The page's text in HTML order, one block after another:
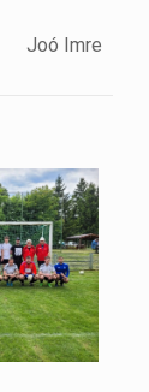
Joó Imre